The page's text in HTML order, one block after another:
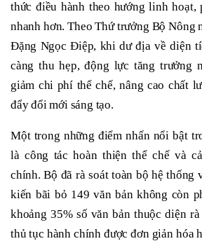
thức điều hành theo hướng linh hoạt,
nhanh hơn. Theo Thứ trưởng Bộ Nông
Đặng Ngọc Điệp, khi dư địa về diện
càng thu hẹp, động lực tăng trưởng
giảm chi phí thể chế, nâng cao chất
đẩy đổi mới sáng tạo.
Một trong những điểm nhấn nổi bật
là công tác hoàn thiện thể chế và
chính. Bộ đã rà soát toàn bộ hệ thống
kiến bãi bỏ 149 văn bản không còn
khoảng 35% số văn bản thuộc diện
thủ tục hành chính được đơn giản hóa